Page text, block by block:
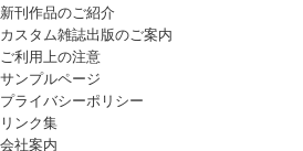
新刊作品のご紹介
カスタム雑誌出版のご案内
ご利用上の注意
サンプルページ
プライバシーポリシー
リンク集
会社案内